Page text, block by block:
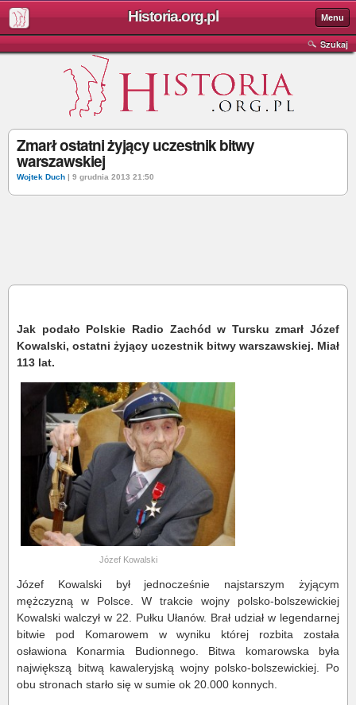
Historia.org.pl Menu
Szukaj
Zmarł ostatni żyjący uczestnik bitwy
warszawskiej
Wojtek Duch | 9 grudnia 2013 21:50
Jak podało Polskie Radio Zachód w Tursku zmarł Józef
Kowalski, ostatni żyjący uczestnik bitwy warszawskiej. Miał
113 lat.
Józef Kowalski
Józef Kowalski był jednocześnie najstarszym żyjącym
mężczyzną w Polsce. W trakcie wojny polsko-bolszewickiej
Kowalski walczył w 22. Pułku Ułanów. Brał udział w legendarnej
bitwie pod Komarowem w wyniku której rozbita została
osławiona Konarmia Budionnego. Bitwa komarowska była
największą bitwą kawaleryjską wojny polsko-bolszewickiej. Po
obu stronach starło się w sumie ok 20.000 konnych.